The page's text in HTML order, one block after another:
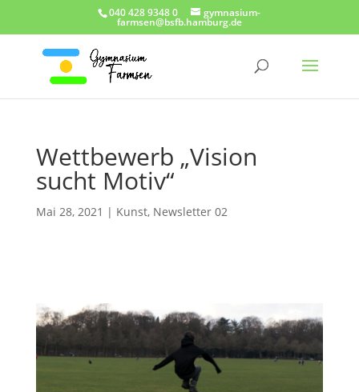
040 428 9348 0 gymnasium-
farmsen@bsfb.hamburg.de
Wettbewerb „Vision
sucht Motiv“
Mai 28, 2021 | Kunst, Newsletter 02